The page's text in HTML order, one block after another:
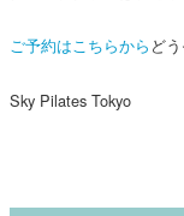
ご予約はこちらから どう
Sky Pilates Tokyo